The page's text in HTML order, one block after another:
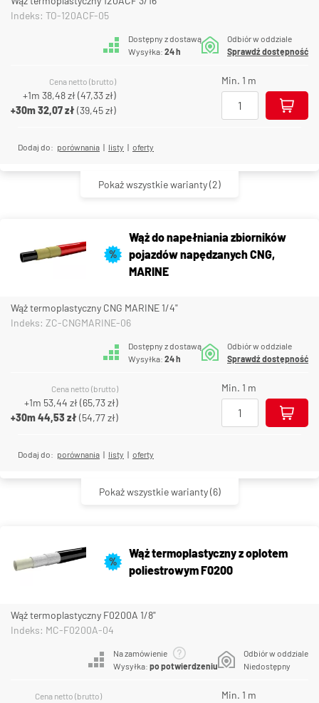
Indeks: TO-120ACF-05
Dostępny z dostawą
Wysyłka: 24 h
Odbiór w oddziale
Sprawdź dostępność
Cena netto (brutto)
+1m 38,48 zł(47,33 zł)
+30m32,07 zł(39,45 zł)
Min. 1 m
Dodaj do: porównania | listy | oferty
Pokaż wszystkie warianty(2)
%
Wąż do napełniania zbiorników
pojazdów napędzanych CNG,
MARINE
Wąż termoplastyczny CNG MARINE 1/4"
Indeks: ZC-CNGMARINE-06
Dostępny z dostawą
Wysyłka: 24 h
Odbiór w oddziale
Sprawdź dostępność
Cena netto (brutto)
+1m 53,44 zł(65,73 zł)
+30m44,53 zł(54,77 zł)
Min. 1 m
Dodaj do: porównania | listy | oferty
Pokaż wszystkie warianty(6)
%
Wąż termoplastyczny z oplotem
poliestrowym F0200
Wąż termoplastyczny F0200A 1/8"
Indeks: MC-F0200A-04
Na zamówienie
Wysyłka: po potwierdzeniu
Odbiór w oddziale
Niedostępny
Cena netto (brutto) Min. 1 m